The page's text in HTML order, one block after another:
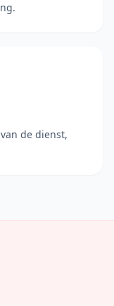
de dienst,